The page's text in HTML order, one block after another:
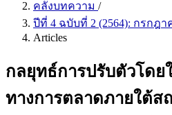
คลังบทความ /
ปีที่ 4 ฉบับที่ 2 (2564): กรกฎ
Articles
กลยุทธ์การปรับตัวโดย
ทางการตลาดภายใต้ส